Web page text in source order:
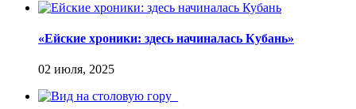
«Ейские хроники: здесь начиналась Кубань»